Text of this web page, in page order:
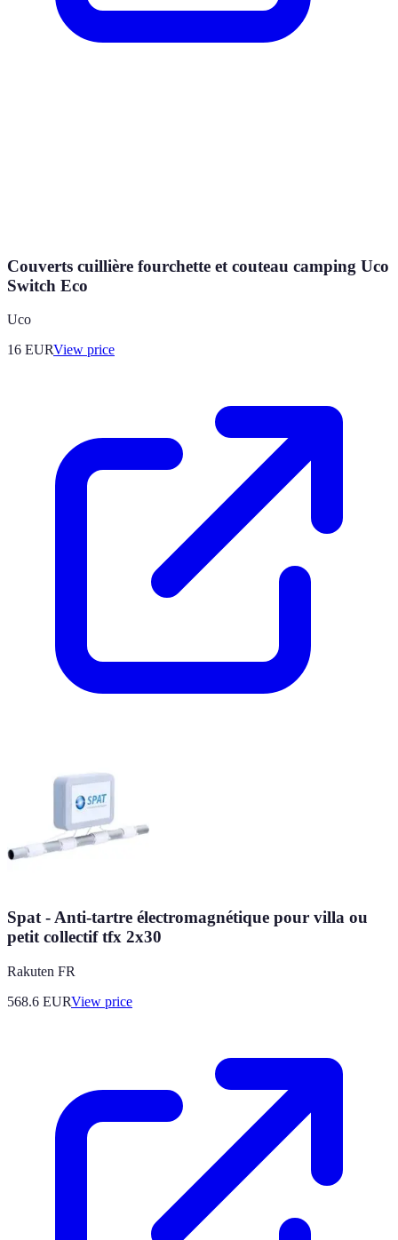
Couverts cuillière fourchette et couteau camping Uco
Switch Eco
Uco
16 EURView price
Spat - Anti-tartre électromagnétique pour villa ou
petit collectif tfx 2x30
Rakuten FR
568.6 EURView price